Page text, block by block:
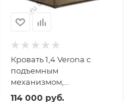
Кровать 1,4 Verona с
подъемным
механизмом,
жемчужный берег
114 000 руб.